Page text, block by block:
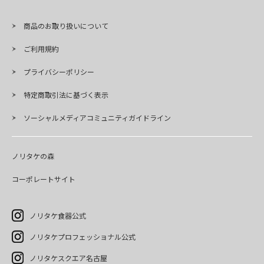
商品のお取り扱いについて
ご利用規約
プライバシーポリシー
特定商取引法に基づく表示
ソーシャルメディアコミュニティガイドライン
ノリタケの森
コーポレートサイト
ノリタケ食器公式
ノリタケプロフェッショナル公式
ノリタケスクエア名古屋